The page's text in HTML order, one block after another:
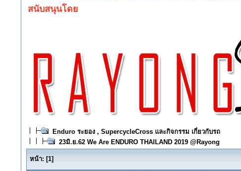
สนับสนุนโดย
Enduro ระยอง , SupercycleCross และกิจกรรม เกี่ยวกับรถ
23มิ.ย.62 We Are ENDURO THAILAND 2019 @Rayong
หน้า: [1]